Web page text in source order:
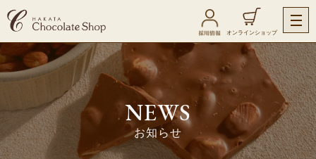
オンラインショップ
NEWS
お知らせ